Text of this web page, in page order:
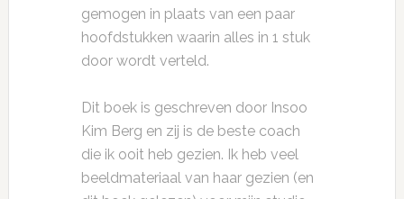
gemogen in plaats van een paar
hoofdstukken waarin alles in 1 stuk
door wordt verteld.
Dit boek is geschreven door Insoo
Kim Berg en zij is de beste coach
die ik ooit heb gezien. Ik heb veel
beeldmateriaal van haar gezien (en